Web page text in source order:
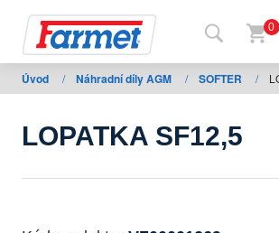
Zpět
na
shop
0
Úvod / Náhradní díly AGM / SOFTER /
LOPATKA SF12,5